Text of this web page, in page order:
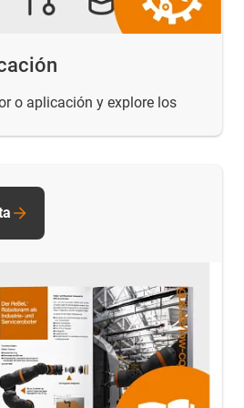
o aplicación y explore los